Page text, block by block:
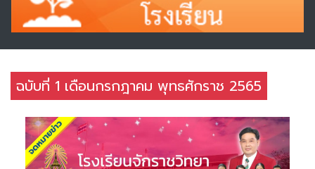
ฉบับที่ 1 เดือนกรกฎาคม พุทธศักราช 2565